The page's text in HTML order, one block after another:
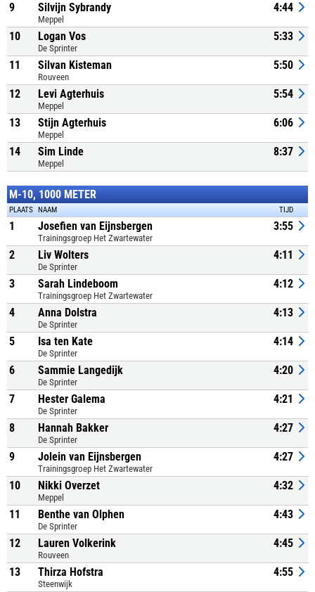
9 Silvijn Sybrandy
Meppel
4:44
10 Logan Vos
De Sprinter
5:33
11 Silvan Kisteman
Rouveen
5:50
12 Levi Agterhuis
Meppel
5:54
13 Stijn Agterhuis
Meppel
6:06
14 Sim Linde
Meppel
8:37
M-10, 1000 METER
PLAATS NAAM TIJD
1 Josefien van Eijnsbergen
Trainingsgroep Het Zwartewater
3:55
2 Liv Wolters
De Sprinter
4:11
3 Sarah Lindeboom
Trainingsgroep Het Zwartewater
4:12
4 Anna Dolstra
De Sprinter
4:13
5 Isa ten Kate
De Sprinter
4:14
6 Sammie Langedijk
De Sprinter
4:20
7 Hester Galema
De Sprinter
4:21
8 Hannah Bakker
De Sprinter
4:27
9 Jolein van Eijnsbergen
Trainingsgroep Het Zwartewater
4:27
10 Nikki Overzet
Meppel
4:32
11 Benthe van Olphen
De Sprinter
4:43
12 Lauren Volkerink
Rouveen
4:45
13 Thirza Hofstra
Steenwijk
4:55